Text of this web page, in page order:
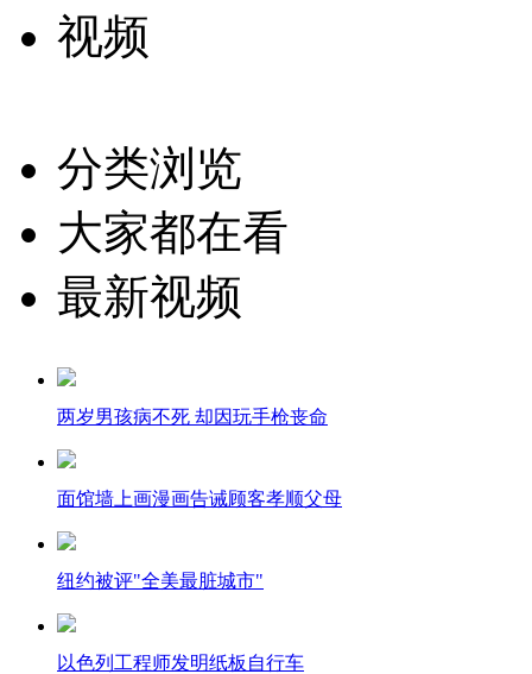
视频
分类浏览
大家都在看
最新视频
两岁男孩病不死 却因玩手枪丧命
面馆墙上画漫画告诫顾客孝顺父母
纽约被评"全美最脏城市"
以色列工程师发明纸板自行车